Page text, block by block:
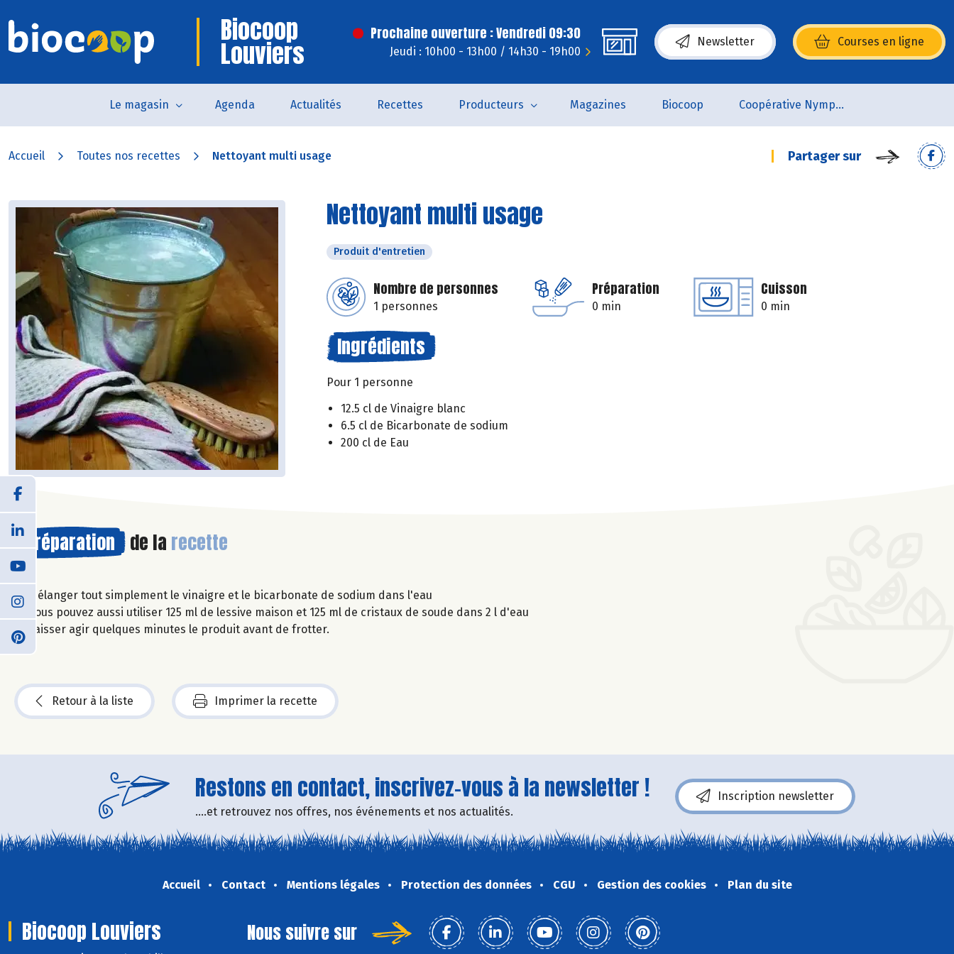
Biocoop
Louviers
Prochaine ouverture : Vendredi 09:30
Jeudi : 10h00 - 13h00 / 14h30 - 19h00
Newsletter Courses en ligne
(s’ouvre dans une nouvelle fenêtre)
Le magasin Agenda Actualités Recettes Producteurs Magazines Biocoop Coopérative Nymphéa
Accueil Toutes nos recettes Nettoyant multi usage Partager sur
Nettoyant multi usage
Produit d'entretien
Nombre de personnes
1 personnes
Préparation
0 min
Cuisson
0 min
Ingrédients
Pour 1 personne
12.5 cl de Vinaigre blanc
6.5 cl de Bicarbonate de sodium
200 cl de Eau
Préparation de la recette
Mélanger tout simplement le vinaigre et le bicarbonate de sodium dans l'eau
Vous pouvez aussi utiliser 125 ml de lessive maison et 125 ml de cristaux de soude dans 2 l d'eau
Laisser agir quelques minutes le produit avant de frotter.
Retour à la liste Imprimer la recette
Restons en contact, inscrivez-vous à la newsletter !
....et retrouvez nos offres, nos événements et nos actualités.
Inscription newsletter
Accueil Contact Mentions légales Protection des données CGU Gestion des cookies Plan du site
Biocoop Louviers Nous suivre sur